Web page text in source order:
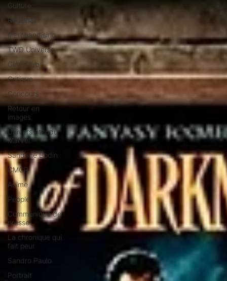
Culture
Régional
Merchandising
TWD Universe
Ciné Club
Critique
Concours
Retour en
images
Univers étendu
Marvel
Sandrine Bodin
CMCR
Anime
People
Communiqué de
presse
La chronique qui
fait peur
Sandro Paulo
Portrait